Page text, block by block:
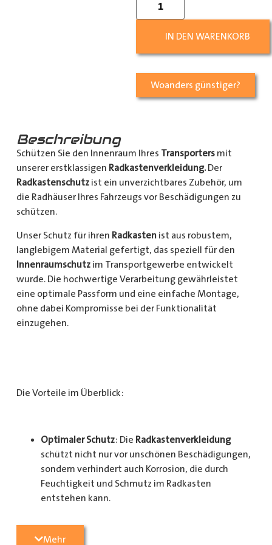
IN DEN WARENKORB
Woanders günstiger?
Beschreibung
Schützen Sie den Innenraum Ihres Transportersmit
unserer erstklassigen Radkastenverkleidung.Der
Radkastenschutzist ein unverzichtbares Zubehör, um
die Radhäuser Ihres Fahrzeugs vor Beschädigungen zu
schützen.
Unser Schutz für ihren Radkastenist aus robustem,
langlebigem Material gefertigt, das speziell für den
Innenraumschutzim Transportgewerbe entwickelt
wurde. Die hochwertige Verarbeitung gewährleistet
eine optimale Passform und eine einfache Montage,
ohne dabei Kompromisse bei der Funktionalität
einzugehen.
Die Vorteile im Überblick:
Optimaler Schutz: Die Radkastenverkleidung
schützt nicht nur vor unschönen Beschädigungen,
sondern verhindert auch Korrosion, die durch
Feuchtigkeit und Schmutz im Radkasten
entstehen kann.
Langlebigkeit
Mehr